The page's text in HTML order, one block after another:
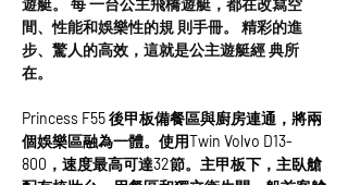
遊艇。 每 一台公主飛橋遊艇，都在改寫空
間、性能和娛樂性的規 則手冊。 精彩的進
步、驚人的高效，這就是公主遊艇經 典所
在。
Princess F55 後甲板備餐區與廚房連通，將兩
個娛樂區融為一體。使用Twin Volvo D13-
800，速度最高可達32節。主甲板下，主臥艙